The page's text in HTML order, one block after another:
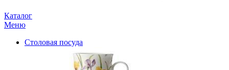
Каталог
Меню
Столовая посуда